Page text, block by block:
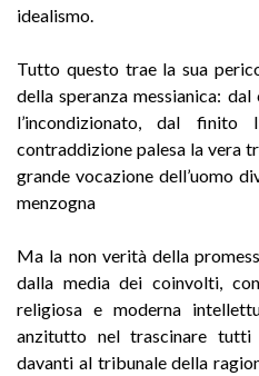
idealismo.
Tutto questo trae la sua
della speranza messianica:
l’incondizionato, dal finito
contraddizione palesa la vera
grande vocazione dell’uomo
menzogna
Ma la non verità della
dalla media dei coinvolti,
religiosa e moderna
anzitutto nel trascinare
davanti al tribunale della